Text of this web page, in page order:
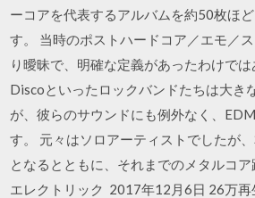
ーコアを代表するアルバムを約50枚ほ
す。 当時のポストハードコア／エモ／
り曖昧で、明確な定義があったわけで
Discoといったロックバンドたちは大き
が、彼らのサウンドにも例外なく、
す。 元々はソロアーティストでしたが
となるとともに、それまでのメタルコ
エレクトリック 2017年12月6日 26万